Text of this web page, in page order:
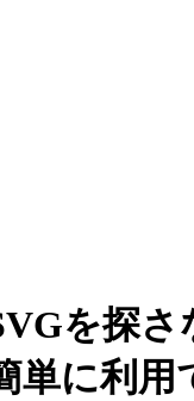
を探
単に利用